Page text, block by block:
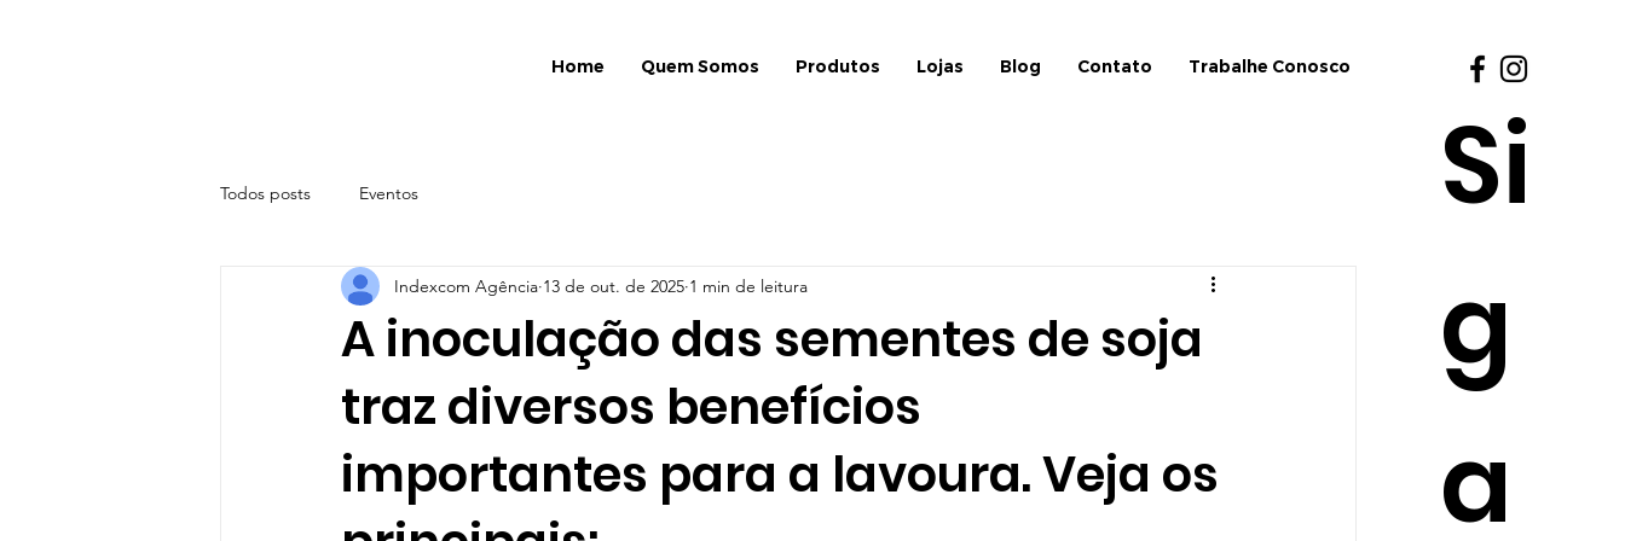
Home Quem Somos Produtos Lojas Blog Contato Trabalhe Conosco
Si
g
a
Todos posts Eventos
A inoculação das sementes de soja
traz diversos benefícios
importantes para a lavoura. Veja os
Indexcom Agência 13 de out. de 2025 1 min de leitura